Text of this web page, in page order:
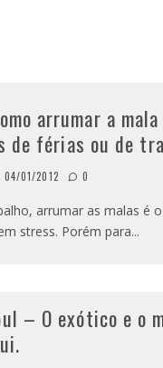
arrumar a
04/01/2012 0
arrumar as malas é
stress. Porém para...
– O exótico e o